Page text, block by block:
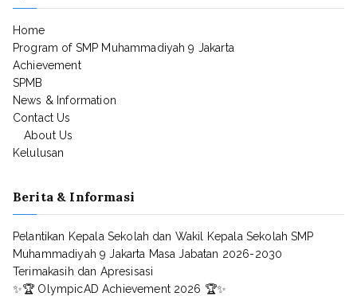
Home
Program of SMP Muhammadiyah 9 Jakarta
Achievement
SPMB
News & Information
Contact Us
About Us
Kelulusan
Berita & Informasi
Pelantikan Kepala Sekolah dan Wakil Kepala Sekolah SMP
Muhammadiyah 9 Jakarta Masa Jabatan 2026-2030
Terimakasih dan Apresisasi
✨🏆 OlympicAD Achievement 2026 🏆✨